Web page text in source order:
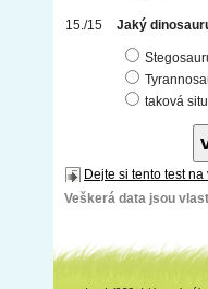
Jaký
taková
Dejte si tento test
Veškerá data jsou